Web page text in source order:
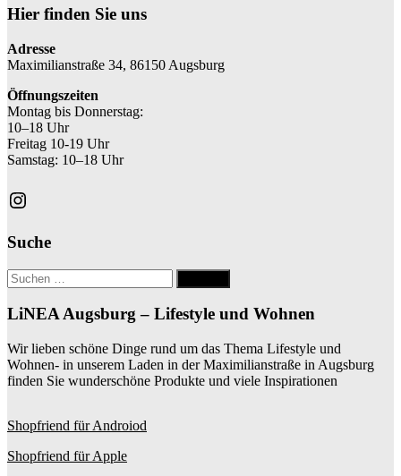
Hier finden Sie uns
Adresse
Maximilianstraße 34, 86150 Augsburg
Öffnungszeiten
Montag bis Donnerstag:
10–18 Uhr
Freitag 10-19 Uhr
Samstag: 10–18 Uhr
Instagram
Suche
Suche
nach:
LiNEA Augsburg – Lifestyle und Wohnen
Wir lieben schöne Dinge rund um das Thema Lifestyle und
Wohnen- in unserem Laden in der Maximilianstraße in Augsburg
finden Sie wunderschöne Produkte und viele Inspirationen
Shopfriend für Androiod
Shopfriend für Apple